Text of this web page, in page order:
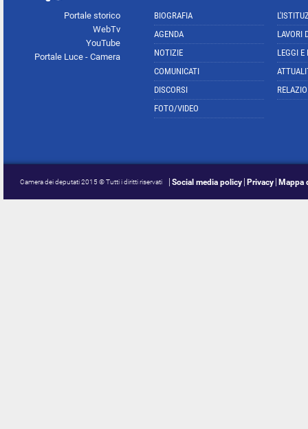
Portale storico
WebTv
YouTube
Portale Luce - Camera
BIOGRAFIA
AGENDA
NOTIZIE
COMUNICATI
DISCORSI
FOTO/VIDEO
LAVORI
LEGGI E
Camera dei deputati 2015 © Tutti i diritti riservati Social media policy Privacy Mappa